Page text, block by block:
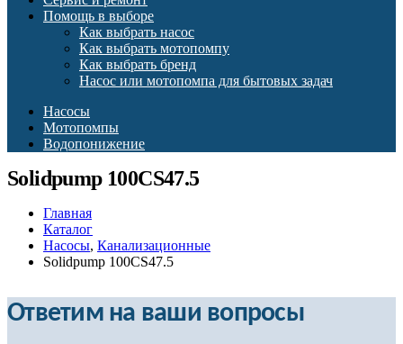
Помощь в выборе
Как выбрать насос
Как выбрать мотопомпу
Как выбрать бренд
Насос или мотопомпа для бытовых задач
Насосы
Мотопомпы
Водопонижение
Solidpump 100CS47.5
Главная
Каталог
Насосы, Канализационные
Solidpump 100CS47.5
Ответим на ваши вопросы